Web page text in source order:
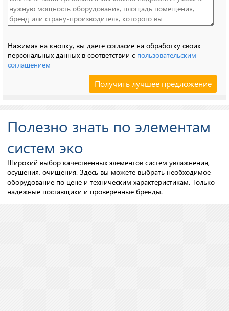
Нажимая на кнопку, вы даете согласие на обработку своих
персональных данных в соответствии с пользовательским
соглашением
Полезно знать по элементам
систем эко
Широкий выбор качественных элементов систем увлажнения,
осушения, очищения. Здесь вы можете выбрать необходимое
оборудование по цене и техническим характеристикам. Только
надежные поставщики и проверенные бренды.